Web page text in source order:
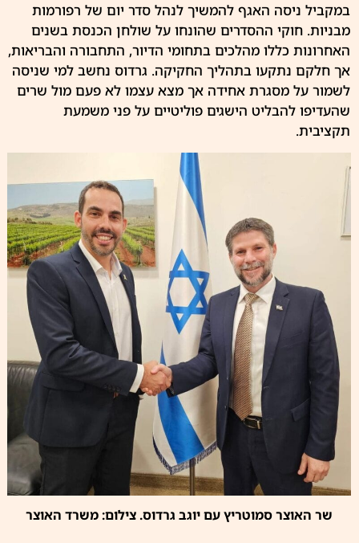
במקביל ניסה האגף להמשיך לנהל סדר יום של רפורמות
מבניות. חוקי ההסדרים שהונחו על שולחן הכנסת בשנים
האחרונות כללו מהלכים בתחומי הדיור, התחבורה והבריאות,
אך חלקם נתקעו בתהליך החקיקה. גרדוס נחשב למי שניסה
לשמור על מסגרת אחידה אך מצא עצמו לא פעם מול שרים
שהעדיפו להבליט הישגים פוליטיים על פני משמעת
תקציבית.
שר האוצר סמוטריץ עם יוגב גרדוס. צילום: משרד האוצר